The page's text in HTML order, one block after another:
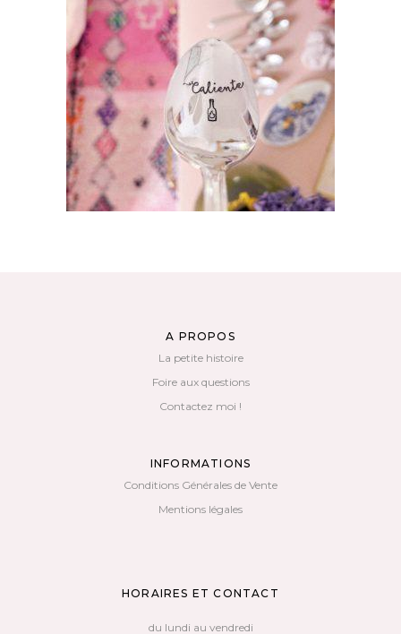
CHOOSE – CUILLÈRE À DESSERT GRAVÉE
VINTAGE : CALIENTE
35,00
AJOUTER AU PANIER
A PROPOS
La petite histoire
Foire aux questions
Contactez moi !
INFORMATIONS
Conditions Générales de Vente
Mentions légales
HORAIRES ET CONTACT
du lundi au vendredi